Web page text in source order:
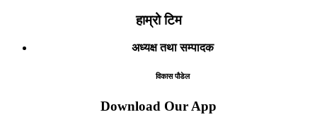
हाम्रो टिम
अध्यक्ष तथा सम्पादक
विकास पौडेल
Download Our App